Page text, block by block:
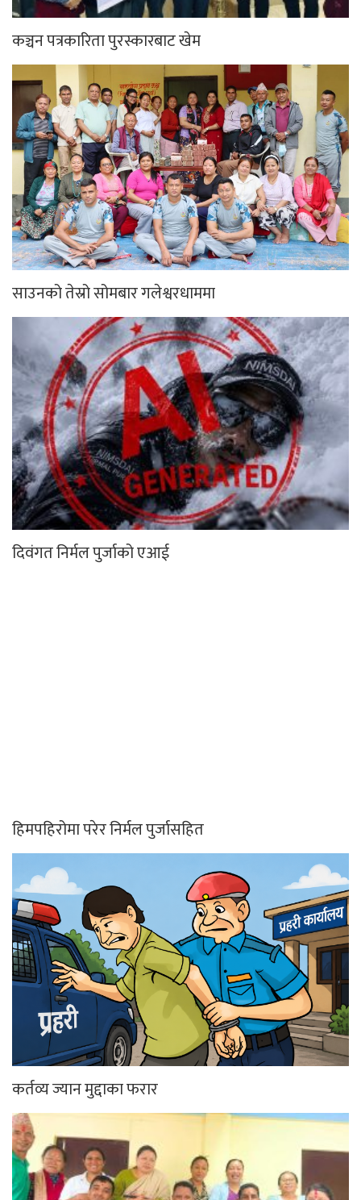
कञ्चन पत्रकारिता पुरस्कारबाट खेम
साउनको तेस्रो सोमबार गलेश्वरधाममा
दिवंगत निर्मल पुर्जाको एआई
हिमपहिरोमा परेर निर्मल पुर्जासहित
कर्तव्य ज्यान मुद्दाका फरार